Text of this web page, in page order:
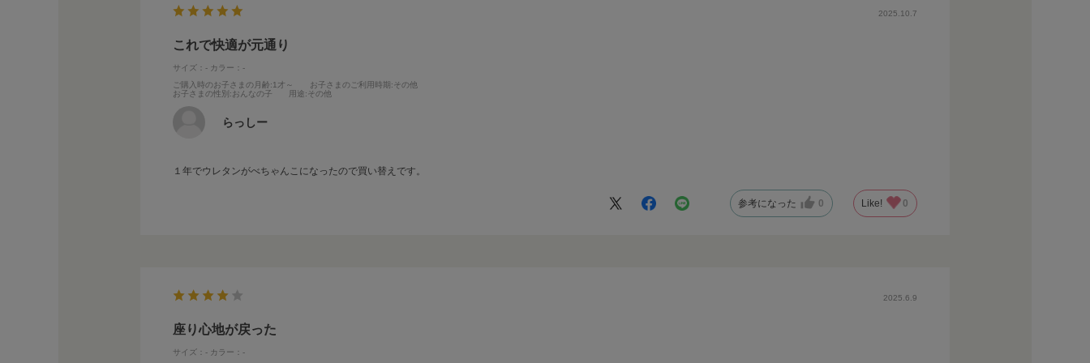
2025.10.7
これで快適が元通り
サイズ：- カラー：-
ご購入時のお子さまの月齢:1才～ お子さまのご利用時期 :その他
お子さまの性別 :おんなの子 用途:その他
らっしー
１年でウレタンがべちゃんこになったので買い替えです。
参考になった 0 Like! 0
2025.6.9
座り心地が戻った
サイズ：- カラー：-